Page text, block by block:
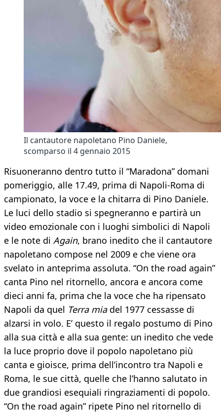
Il cantautore napoletano Pino Daniele,
scomparso il 4 gennaio 2015
Risuoneranno dentro tutto il “Maradona” domani
pomeriggio, alle 17.49, prima di Napoli-Roma di
campionato, la voce e la chitarra di Pino Daniele.
Le luci dello stadio si spegneranno e partirà un
video emozionale con i luoghi simbolici di Napoli
e le note di Again, brano inedito che il cantautore
napoletano compose nel 2009 e che viene ora
svelato in anteprima assoluta. “On the road again”
canta Pino nel ritornello, ancora e ancora come
dieci anni fa, prima che la voce che ha ripensato
Napoli da quel Terra miadel 1977 cessasse di
alzarsi in volo. E’ questo il regalo postumo di Pino
alla sua città e alla sua gente: un inedito che vede
la luce proprio dove il popolo napoletano più
canta e gioisce, prima dell’incontro tra Napoli e
Roma, le sue città, quelle che l’hanno salutato in
due grandiosi esequiali ringraziamenti di popolo.
“On the road again” ripete Pino nel ritornello di